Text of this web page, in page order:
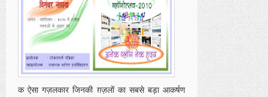
क ऐसा गज़लकार जिनकी ग़ज़लों का सबसे बड़ा आकर्षण